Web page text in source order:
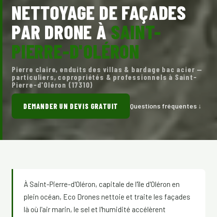
NETTOYAGE DE FAÇADES
PAR DRONE ÀSAINT-
PIERRE-D'OLÉRON
Pierre claire, enduits des villas & bardage bac acier —
particuliers, copropriétés & professionnels à Saint-
Pierre-d'Oléron (17310)
DEMANDER UN DEVIS GRATUIT Questions fréquentes ↓
À Saint-Pierre-d'Oléron, capitale de l'île d'Oléron en
plein océan, Eco Drones nettoie et traite les façades
là où l'air marin, le sel et l'humidité accélèrent